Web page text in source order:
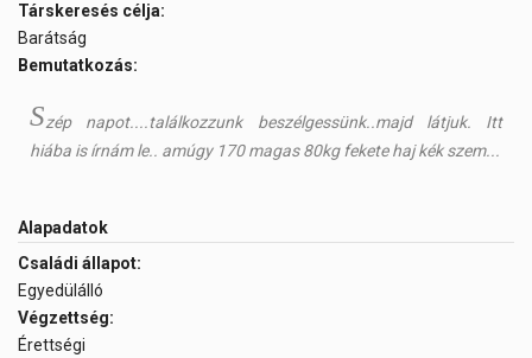
Társkeresés célja:
Barátság
Bemutatkozás:
Szép napot....találkozzunk beszélgessünk..majd látjuk. Itt
hiába is írnám le.. amúgy 170 magas 80kg fekete haj kék szem...
Alapadatok
Családi állapot:
Egyedülálló
Végzettség:
Érettségi